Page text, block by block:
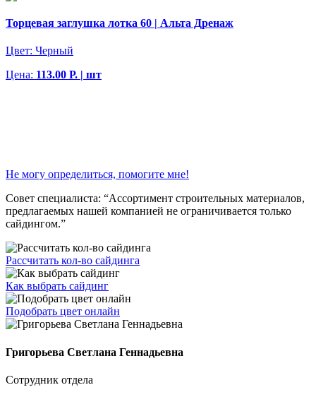
Торцевая заглушка лотка 60 | Альта Дренаж
Цвет: Черный
Цена: 113.00 Р. | шт
Не могу определиться, помогите мне!
Совет специалиста: “Ассортимент строительных материалов,
предлагаемых нашей компанией не ограничивается только
сайдингом.”
Рассчитать кол-во сайдинга
Как выбрать сайдинг
Подобрать цвет онлайн
Григорьева Светлана Геннадьевна
Сотрудник отдела